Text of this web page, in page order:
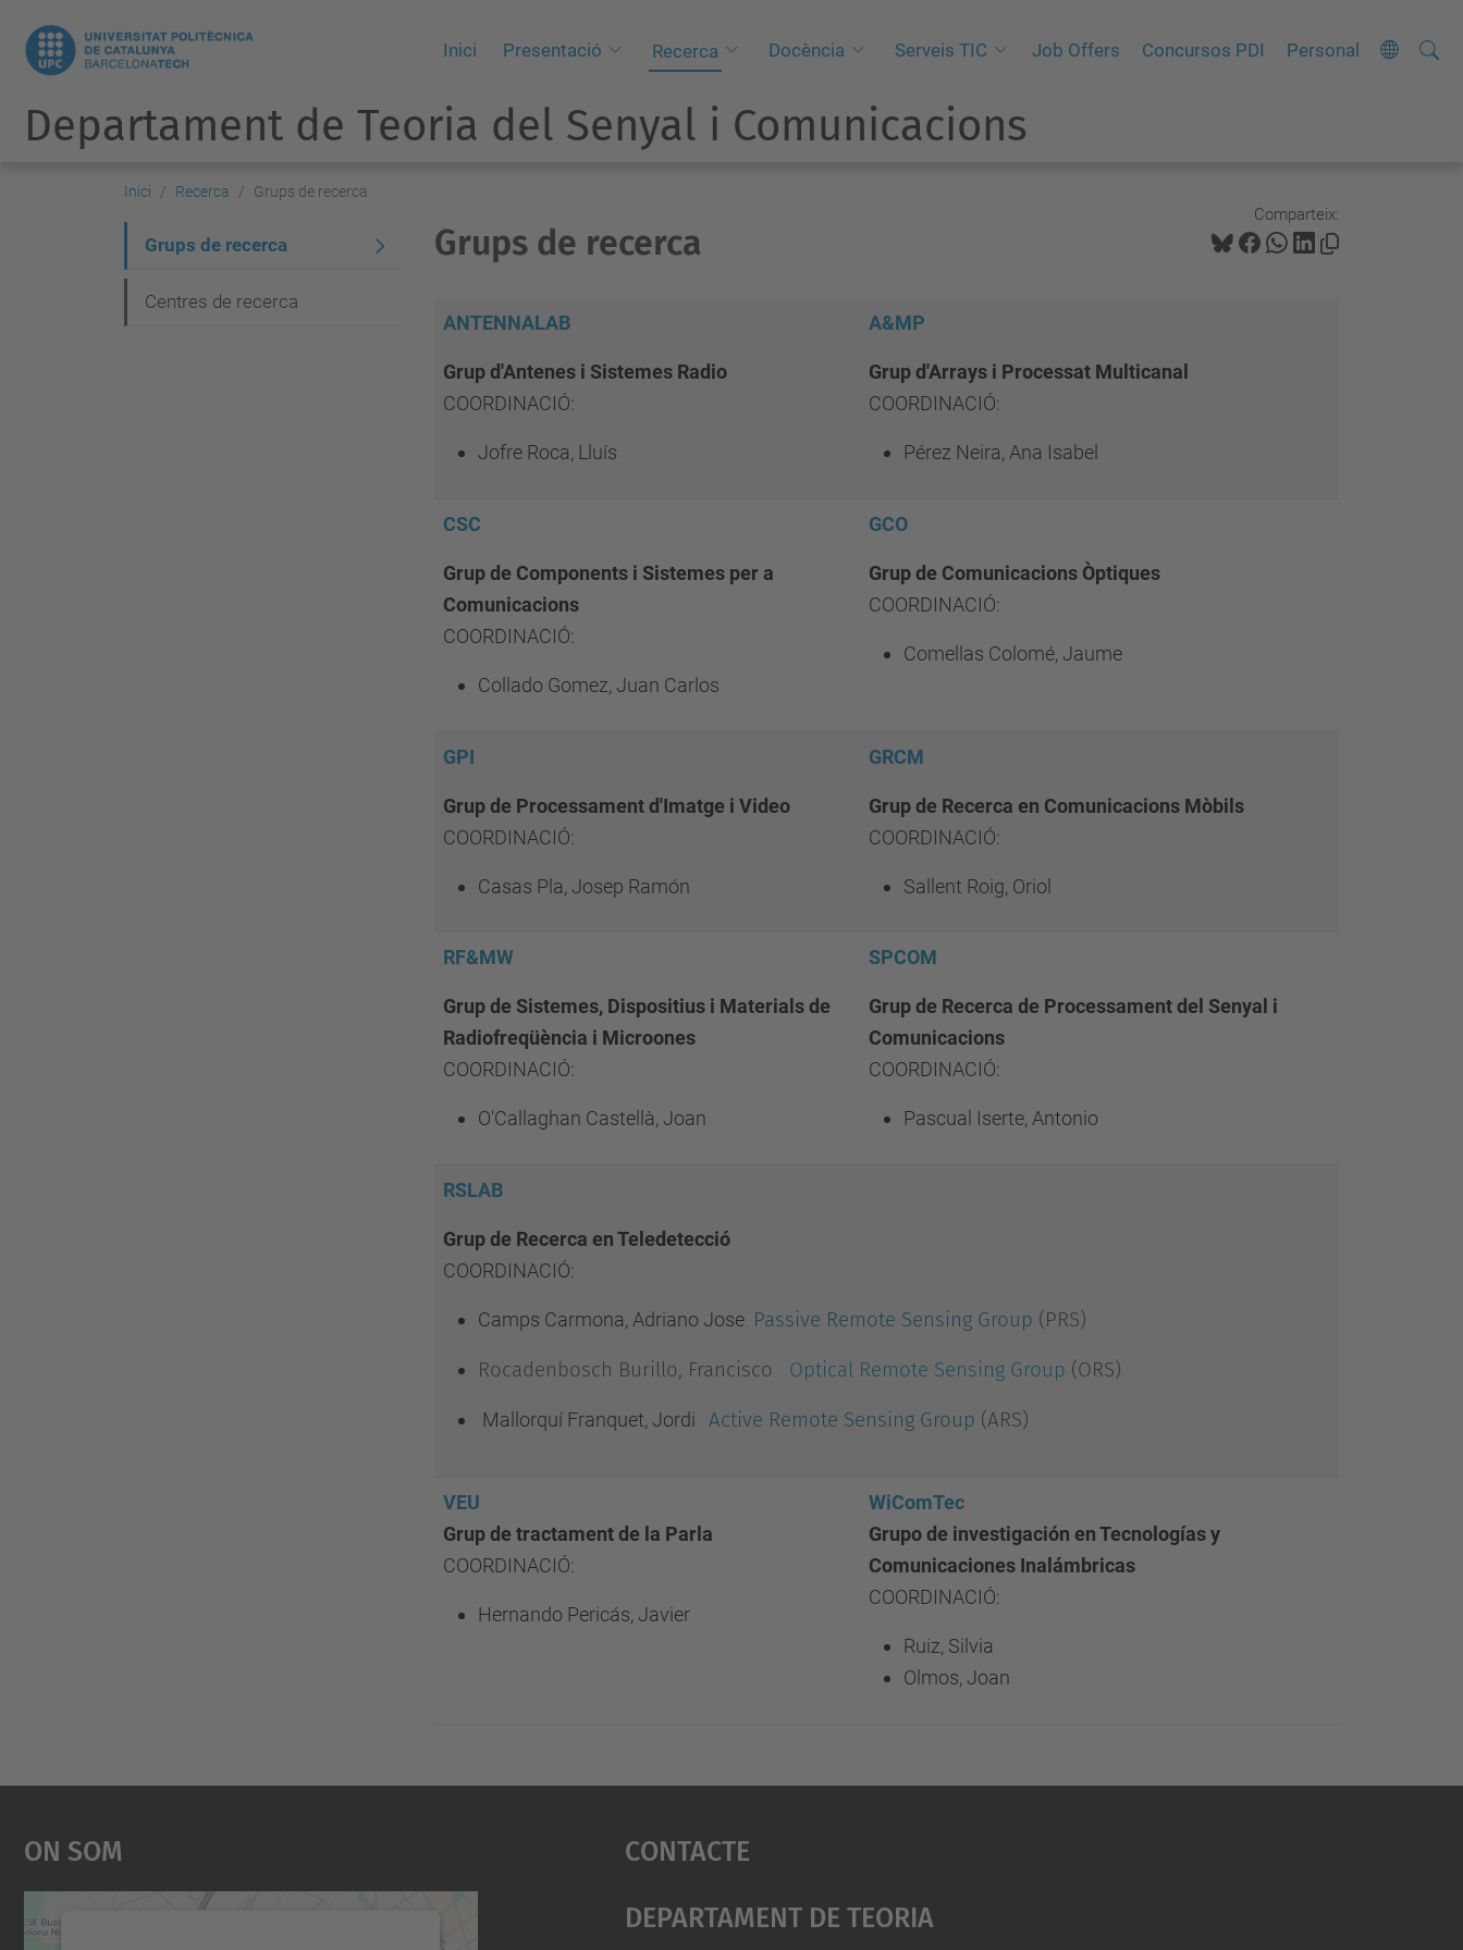
Inici Presentació Recerca Docència Serveis TIC Job Offers Concursos PDI Personal Cerca
C
Departament de Teoria del Senyal i Comunicacions
Inici Recerca Grups de recerca
Comparteix:
Grups de recerca
ANTENNALAB
Grup d'Antenes i Sistemes Radio
COORDINACIÓ:
Jofre Roca, Lluís
A&MP
Grup d'Arrays i Processat Multicanal
COORDINACIÓ:
Pérez Neira, Ana Isabel
CSC
Grup de Components i Sistemes per a
Comunicacions
COORDINACIÓ:
Collado Gomez, Juan Carlos
GCO
Grup de Comunicacions Òptiques
COORDINACIÓ:
Comellas Colomé, Jaume
GPI
Grup de Processament d'Imatge i Video
COORDINACIÓ:
Casas Pla, Josep Ramón
GRCM
Grup de Recerca en Comunicacions Mòbils
COORDINACIÓ:
Sallent Roig, Oriol
RF&MW
Grup de Sistemes, Dispositius i Materials de
Radiofreqüència i Microones
COORDINACIÓ:
O'Callaghan Castellà, Joan
SPCOM
Grup de Recerca de Processament del Senyal i
Comunicacions
COORDINACIÓ:
Pascual Iserte, Antonio
RSLAB
Grup de Recerca en Teledetecció
COORDINACIÓ:
Camps Carmona, Adriano Jose Passive Remote Sensing Group (PRS)
Rocadenbosch Burillo, Francisco Optical Remote Sensing Group (ORS)
Mallorquí Franquet, Jordi Active Remote Sensing Group (ARS)
VEU
Grup de tractament de la Parla
COORDINACIÓ:
Hernando Pericás, Javier
WiComTec
Grupo de investigación en Tecnologías y
Comunicaciones Inalámbricas
COORDINACIÓ:
Ruiz, Silvia
Olmos, Joan
a
v
Grups de recerca
Centres de recerca
On Som
Contacte
Departament De Teoria